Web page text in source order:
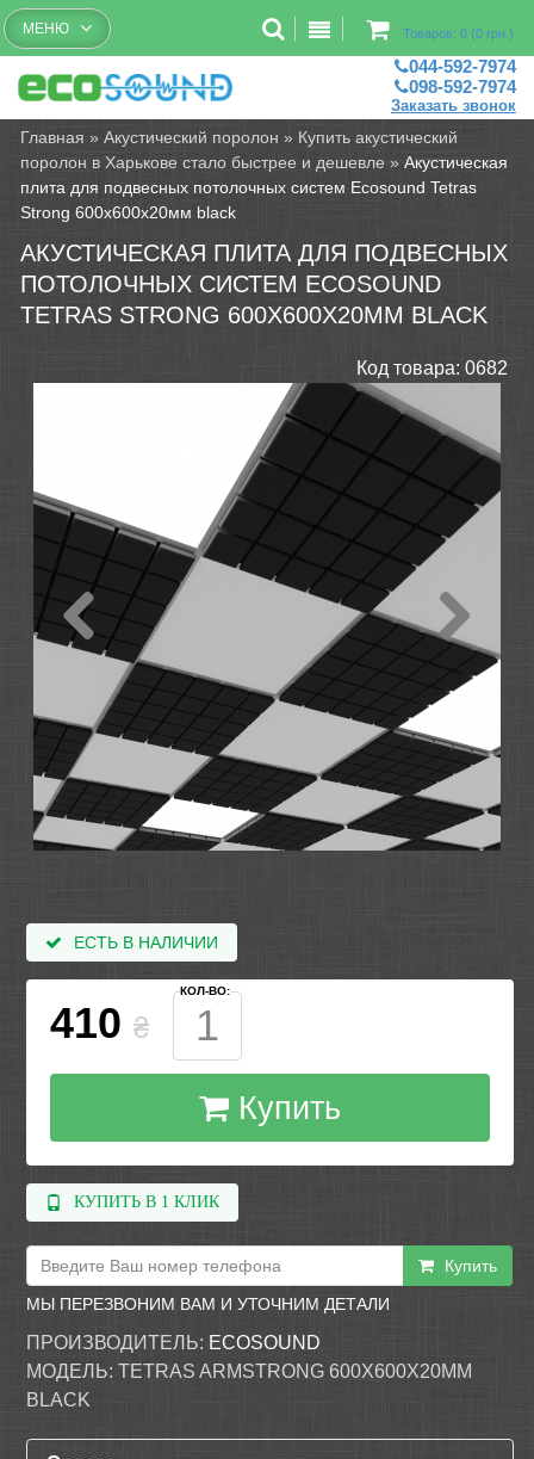
Бесплатный рассчет помещений
Товаров: 0 (0 грн.)
МЕНЮ
044-592-7974
098-592-7974
Заказать звонок
Главная »Акустический поролон » Купить акустический
поролон в Харькове стало быстрее и дешевле »Акустическая
плита для подвесных потолочных систем Ecosound Tetras
Strong 600х600х20мм black
АКУСТИЧЕСКАЯ ПЛИТА ДЛЯ ПОДВЕСНЫХ
ПОТОЛОЧНЫХ СИСТЕМ ECOSOUND
TETRAS STRONG 600Х600Х20ММ BLACK
Код товара: 0682
ЕСТЬ В НАЛИЧИИ
410 ₴
КОЛ-ВО:
Купить
КУПИТЬ В 1 КЛИК
Купить
МЫ ПЕРЕЗВОНИМ ВАМ И УТОЧНИМ ДЕТАЛИ
ПРОИЗВОДИТЕЛЬ: ECOSOUND
МОДЕЛЬ: TETRAS ARMSTRONG 600Х600Х20ММ
BLACK